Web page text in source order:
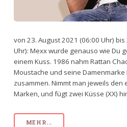
von 23. August 2021 (06:00 Uhr)
Uhr): Mexx wurde genauso wie Du
einem Kuss. 1986 nahm Rattan
Moustache und seine
zusammen. Nimmt man jeweils den
Marken, und fügt zwei Küsse (XX)
MEHR...